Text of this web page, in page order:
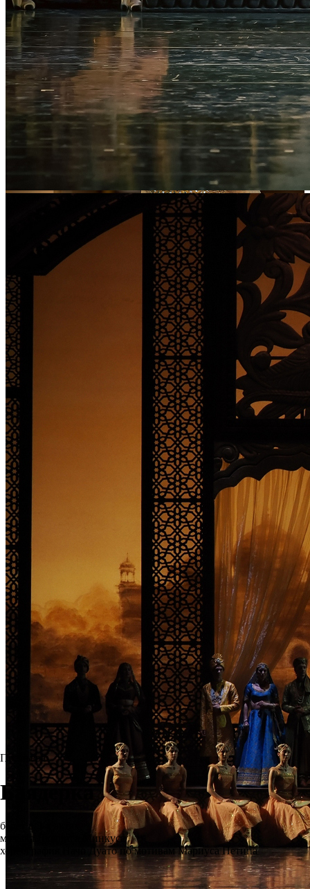
Премьера
Баядерка
балет в 3-х актах
музыка Людвига Минкуса
хореография Начо Дуато по мотивам Мариуса Петипа